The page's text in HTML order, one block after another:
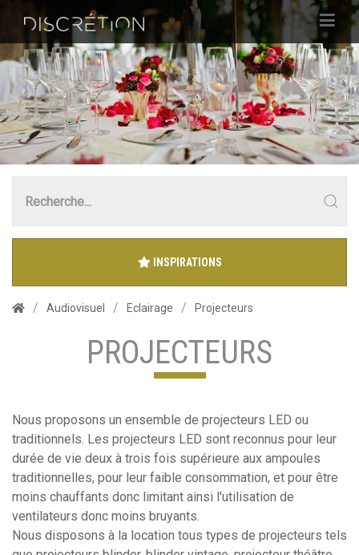
INSPIRATIONS
Audiovisuel Eclairage Projecteurs
PROJECTEURS
Nous proposons un ensemble de projecteurs LED ou
traditionnels. Les projecteurs LED sont reconnus pour leur
durée de vie deux à trois fois supérieure aux ampoules
traditionnelles, pour leur faible consommation, et pour être
moins chauffants donc limitant ainsi l'utilisation de
ventilateurs donc moins bruyants.
Nous disposons à la location tous types de projecteurs tels